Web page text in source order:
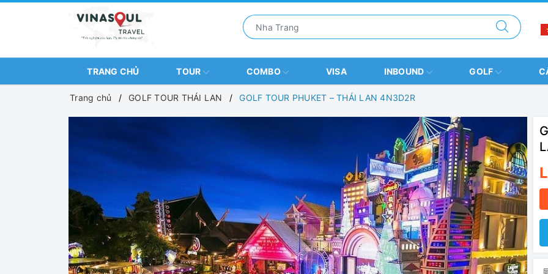
TRANG CHỦ TOUR COMBO VISA INBOUND GOLF
Trang chủ GOLF TOUR THÁI LAN GOLF TOUR PHUKET – THÁI LAN 4N3D2R